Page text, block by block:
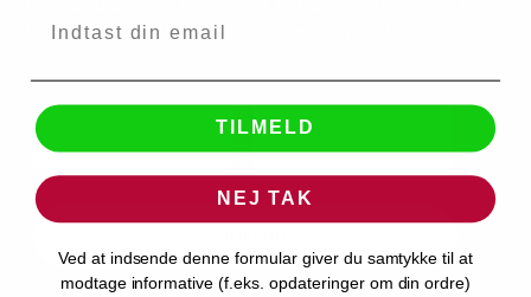
vores gode tilbud, nyheder og meget mere!
TILMELD
NEJ TAK
Ved at indsende denne formular giver du samtykke til at
modtage informative (f.eks. opdateringer om din ordre)